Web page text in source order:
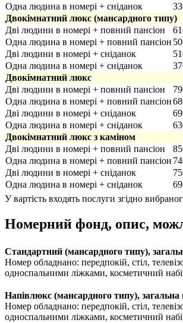
Одна людина в номері + сніданок
Двокімнатний люкс (мансардного типу)
Дві людини в номері + повний пансіон
Одна людина в номері + повний пансіон
Дві людини в номері + сніданок
Одна людина в номері + сніданок
Двокімнатний люкс
Дві людини в номері + повний пансіон
Одна людина в номері + повний пансіон
Дві людини в номері + сніданок
Одна людина в номері + сніданок
Двокімнатний люкс з каміном
Дві людини в номері + повний пансіон
Одна людина в номері + повний пансіон
Дві людини в номері + сніданок
Одна людина в номері + сніданок
У вартість входять послуги згідно
Номерний фонд, опис,
Стандартний (мансардного типу),
Номер обладнано: передпокій, стіл,
односпальними ліжками, косметичний
Напівлюкс (мансардного типу),
Номер обладнано: передпокій, стіл,
односпальними ліжками, косметичний